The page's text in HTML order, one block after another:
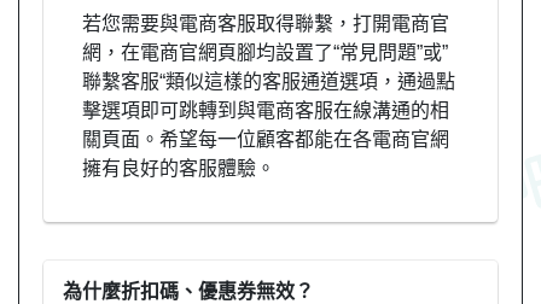
若您需要與電商客服取得聯繫，打開電商官
網，在電商官網頁腳均設置了“常見問題”或”
聯繫客服“類似這樣的客服通道選項，通過點
擊選項即可跳轉到與電商客服在線溝通的相
關頁面。希望每一位顧客都能在各電商官網
擁有良好的客服體驗。
為什麼折扣碼、優惠券無效？